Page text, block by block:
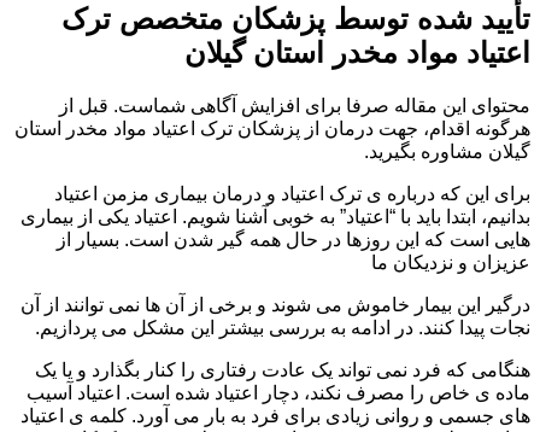
تأیید شده توسط پزشکان متخصص ترک
اعتیاد مواد مخدر استان گیلان
محتوای این مقاله صرفا برای افزایش آگاهی شماست. قبل از
هرگونه اقدام، جهت درمان از پزشکان ترک اعتیاد مواد مخدر استان
گیلان مشاوره بگیرید.
برای این که درباره ی ترک اعتیاد و درمان بیماری مزمن اعتیاد
بدانیم، ابتدا باید با “اعتیاد” به خوبی آشنا شویم. اعتیاد یکی از بیماری
هایی است که این روزها در حال همه گیر شدن است. بسیار از
عزیزان و نزدیکان ما
درگیر این بیمار خاموش می شوند و برخی از آن ها نمی توانند از آن
نجات پیدا کنند. در ادامه به بررسی بیشتر این مشکل می پردازیم.
هنگامی که فرد نمی تواند یک عادت رفتاری را کنار بگذارد و یا یک
ماده ی خاص را مصرف نکند، دچار اعتیاد شده است. اعتیاد آسیب
های جسمی و روانی زیادی برای فرد به بار می آورد. کلمه ی اعتیاد